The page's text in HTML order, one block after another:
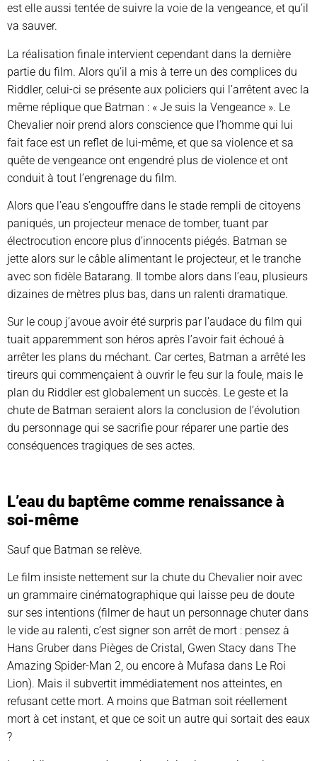
est elle aussi tentée de suivre la voie de la vengeance, et qu’il
va sauver.
La réalisation finale intervient cependant dans la dernière
partie du film. Alors qu’il a mis à terre un des complices du
Riddler, celui-ci se présente aux policiers qui l’arrêtent avec la
même réplique que Batman : « Je suis la Vengeance ». Le
Chevalier noir prend alors conscience que l’homme qui lui
fait face est un reflet de lui-même, et que sa violence et sa
quête de vengeance ont engendré plus de violence et ont
conduit à tout l’engrenage du film.
Alors que l’eau s’engouffre dans le stade rempli de citoyens
paniqués, un projecteur menace de tomber, tuant par
électrocution encore plus d’innocents piégés. Batman se
jette alors sur le câble alimentant le projecteur, et le tranche
avec son fidèle Batarang. Il tombe alors dans l’eau, plusieurs
dizaines de mètres plus bas, dans un ralenti dramatique.
Sur le coup j’avoue avoir été surpris par l’audace du film qui
tuait apparemment son héros après l’avoir fait échoué à
arrêter les plans du méchant. Car certes, Batman a arrêté les
tireurs qui commençaient à ouvrir le feu sur la foule, mais le
plan du Riddler est globalement un succès. Le geste et la
chute de Batman seraient alors la conclusion de l’évolution
du personnage qui se sacrifie pour réparer une partie des
conséquences tragiques de ses actes.
L’eau du baptême comme renaissance à
soi-même
Sauf que Batman se relève.
Le film insiste nettement sur la chute du Chevalier noir avec
un grammaire cinématographique qui laisse peu de doute
sur ses intentions (filmer de haut un personnage chuter dans
le vide au ralenti, c’est signer son arrêt de mort : pensez à
Hans Gruber dans Pièges de Cristal, Gwen Stacy dans The
Amazing Spider-Man 2, ou encore à Mufasa dans Le Roi
Lion). Mais il subvertit immédiatement nos atteintes, en
refusant cette mort. A moins que Batman soit réellement
mort à cet instant, et que ce soit un autre qui sortait des eaux
?